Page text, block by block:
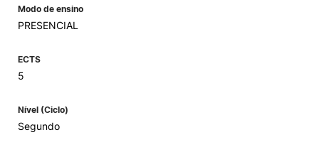
Modo de ensino
PRESENCIAL
ECTS
5
Nível (Ciclo)
Segundo